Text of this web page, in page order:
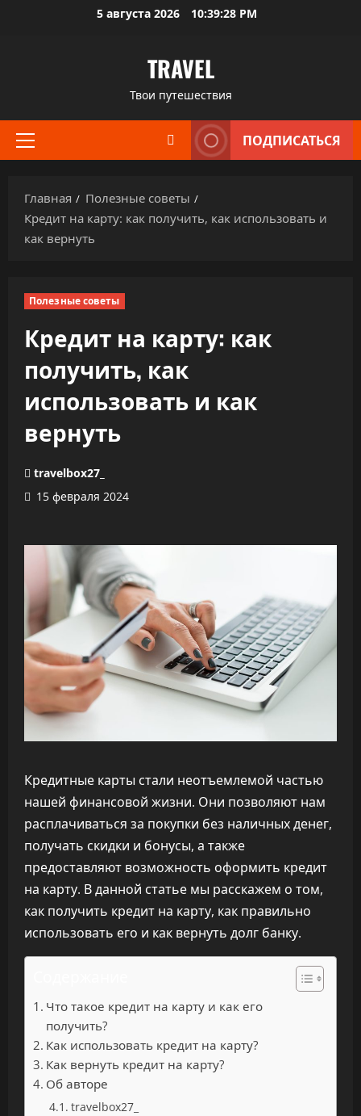
5 августа 2026 10:39:28 PM
TRAVEL
Твои путешествия
Основное
ПОДПИСАТЬСЯ
Главная
Полезные советы
Кредит на карту: как получить, как использовать и
как вернуть
Полезные советы
Кредит на карту: как
получить, как
использовать и как
вернуть
travelbox27_
15 февраля 2024
Кредитные карты стали неотъемлемой частью
нашей финансовой жизни. Они позволяют нам
расплачиваться за покупки без наличных денег,
получать скидки и бонусы, а также
предоставляют возможность оформить кредит
на карту. В данной статье мы расскажем о том,
как получить кредит на карту, как правильно
использовать его и как вернуть долг банку.
Что такое кредит на карту и как его
получить?
Как использовать кредит на карту?
Как вернуть кредит на карту?
Об авторе
travelbox27_